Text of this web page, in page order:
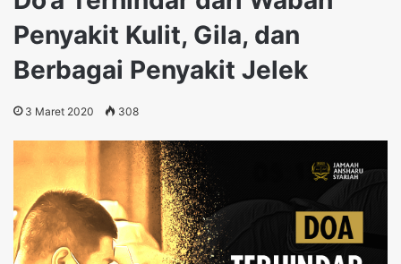
Penyakit Kulit, Gila, dan
Berbagai Penyakit Jelek
3 Maret 2020 308